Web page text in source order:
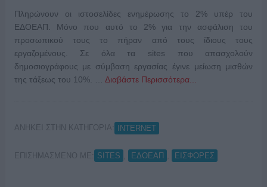
Πληρώνουν οι ιστοσελίδες ενημέρωσης το 2% υπέρ του
ΕΔΟΕΑΠ. Μόνο που αυτό το 2% για την ασφάλιση του
προσωπικού τους το πήραν από τους ίδιους τους
εργαζομένους. Σε όλα τα sites που απασχολούν
δημοσιογράφους με σύμβαση εργασίας έγινε μείωση μισθών
της τάξεως του 10%. … Διαβάστε Περισσότερα...
ΑΝΗΚΕΙ ΣΤΗΝ ΚΑΤΗΓΟΡΙΑ: INTERNET
ΕΠΙΣΗΜΑΣΜΕΝΟ ΜΕ: SITES ΕΔΟΕΑΠ ΕΙΣΦΟΡΕΣ